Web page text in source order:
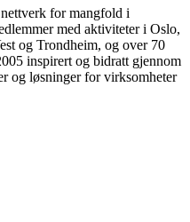
for mangfold i
med aktiviteter i Oslo,
og Trondheim, og over 70
inspirert og bidratt gjennom
og løsninger for virksomheter